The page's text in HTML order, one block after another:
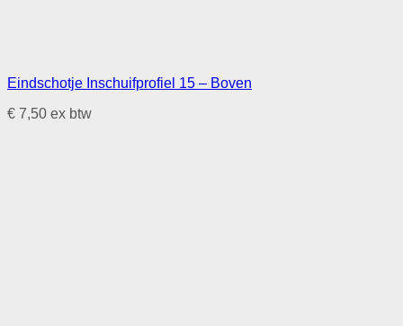
Eindschotje Inschuifprofiel 15 – Boven
€ 7,50 ex btw